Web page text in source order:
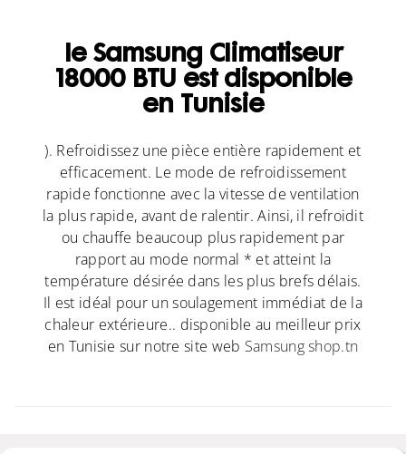
le Samsung Climatiseur
18000 BTU est disponible
en Tunisie
). Refroidissez une pièce entière rapidement et
efficacement. Le mode de refroidissement
rapide fonctionne avec la vitesse de ventilation
la plus rapide, avant de ralentir. Ainsi, il refroidit
ou chauffe beaucoup plus rapidement par
rapport au mode normal * et atteint la
température désirée dans les plus brefs délais.
Il est idéal pour un soulagement immédiat de la
chaleur extérieure.. disponible au meilleur prix
en Tunisie sur notre site web Samsung shop.tn